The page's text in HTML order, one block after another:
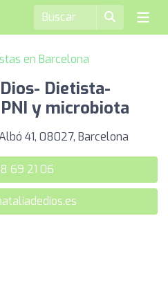
en Barcelona
Dietista-
y microbiota
41, 08027, Barcelona
69 21 06